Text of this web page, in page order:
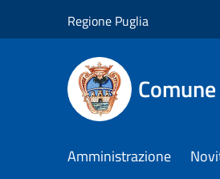
Regione Puglia
Amministrazione